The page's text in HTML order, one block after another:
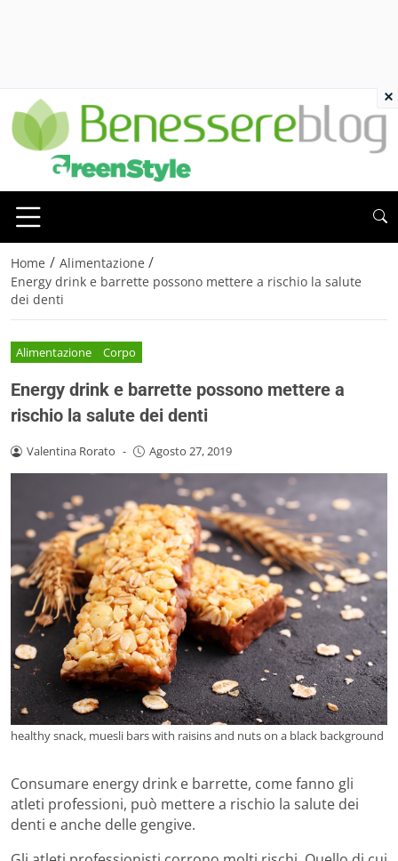
Home / Alimentazione /
Energy drink e barrette possono mettere a rischio la salute
dei denti
Alimentazione Corpo
Energy drink e barrette possono mettere a
rischio la salute dei denti
Valentina Rorato - Agosto 27, 2019
healthy snack, muesli bars with raisins and nuts on a black background
Consumare energy drink e barrette, come fanno gli
atleti professioni, può mettere a rischio la salute dei
denti e anche delle gengive.
×